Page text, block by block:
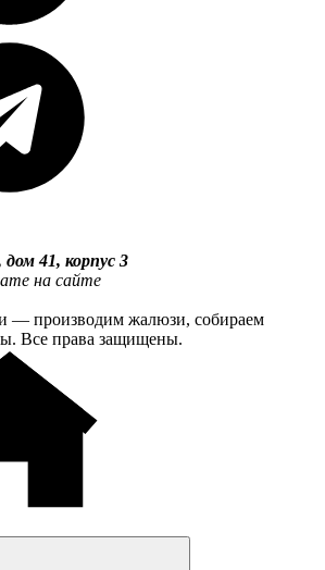
дом 41, корпус 3
на сайте
— производим жалюзи, собираем
Все права защищены.